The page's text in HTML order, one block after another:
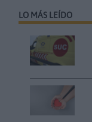
LO MÁS LEÍDO